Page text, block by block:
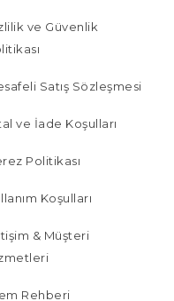
ve Güvenlik
Satış Sözleşmesi
ve İade Koşulları
Politikası
Koşulları
& Müşteri
Rehberi